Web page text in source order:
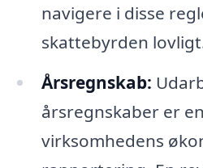
navigere i disse
skattebyrden
Årsregnskab:
årsregnskaber er
virksomhedens